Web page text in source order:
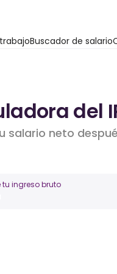
Buscador de salario
del
salario neto
ingreso bruto